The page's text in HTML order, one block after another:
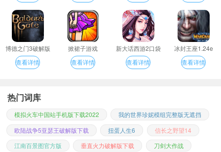
博德之门3破解版
查看详情
掀裙子游戏
查看详情
新大话西游2口袋
版
查看详情
冰封王座1.24e
查看详情
热门词库
模拟火车中国站手机版下载2022
我的世界珍妮模组完整版无遮挡
欧陆战争5亚瑟王破解版下载
扭蛋人生6
信长之野望14
江南百景图官方版
垂直火力破解版下载
刀剑大作战